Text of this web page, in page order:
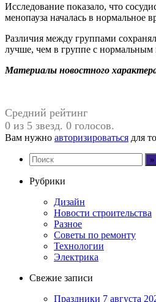
Исследование показало, что
менопауза началась в нормальное
Различия между группами
лучше, чем в группе с нормальным
Материалы новостного
Средний рейтинг
0 из 5 звезд. 0 голосов.
Вам нужно авторизироваться для
Рубрики
Дизайн
Новости строительства
Разное
Советы по ремонту
Технологии
Электрика
Свежие записи
Праздники 7 августа